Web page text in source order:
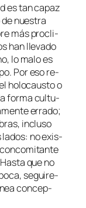
es tan ca­paz
nues­tra
más pro­cli­
han lle­va­do
lo ma­lo es
Por eso re­
ho­lo­caus­to o
for­ma cul­tu­
erra­do;
in­clu­so
la­dos: no exis­
que no
se­gui­re­
con­cep­